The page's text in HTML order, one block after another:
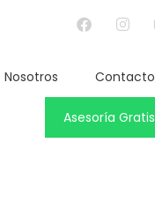
Nosotros Contacto
Asesoría Gratis